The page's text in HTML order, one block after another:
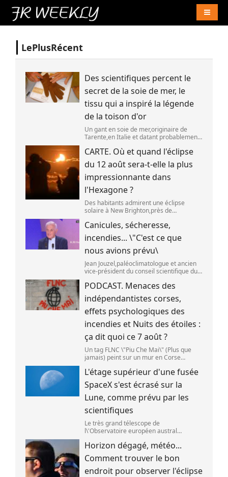
LePlusRécent
Des scientifiques percent le
secret de la soie de mer, le
tissu qui a inspiré la légende
de la toison d'or
Un gant en soie de mer,originaire de
Tarente,en Italie et datant probablement
JOHN HILL)
CARTE. Où et quand l'éclipse
du 12 août sera-t-elle la plus
impressionnante dans
l'Hexagone ?
Des habitants admirent une éclipse
solaire à New Brighton,près de
septembre 2025. (SANKA VIDANAGAMA )
Canicules, sécheresse,
incendies... \"C'est ce que
nous avions prévu\
Jean Jouzel,paléoclimatologue et ancien
vice-président du conseil scientifique du
(FRANCEINFO / RADIO FRANCE)
PODCAST. Menaces des
indépendantistes corses,
effets psychologiques des
incendies et Nuits des étoiles :
ça dit quoi ce 7 août ?
Un tag FLNC \"Piu Che Mai\" (Plus que
jamais) peint sur un mur en Corse
CASABIANCA )
L'étage supérieur d'une fusée
SpaceX s'est écrasé sur la
Lune, comme prévu par les
scientifiques
Le très grand télescope de
l\'Observatoire européen austral
que l\'étage supérieur d\'une fusée de
SpaceX s\'est bien écrasé sur la Lune,le 5
aoû
Horizon dégagé, météo...
Comment trouver le bon
endroit pour observer l'éclipse